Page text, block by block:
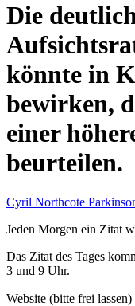
Die
könnte in
bewirken,
einer
beurteilen.
Cyril Northcote
Jeden Morgen ein Zitat
Das Zitat des Tages
3 und 9 Uhr.
Website (bitte frei lassen)